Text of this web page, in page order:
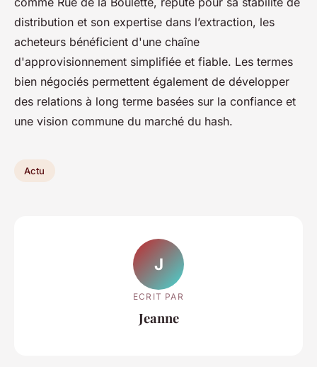
distribution et son expertise dans l’extraction, les
acheteurs bénéficient d'une chaîne
d'approvisionnement simplifiée et fiable. Les termes
bien négociés permettent également de développer
des relations à long terme basées sur la confiance et
une vision commune du marché du hash.
Actu
J
ECRIT PAR
Jeanne